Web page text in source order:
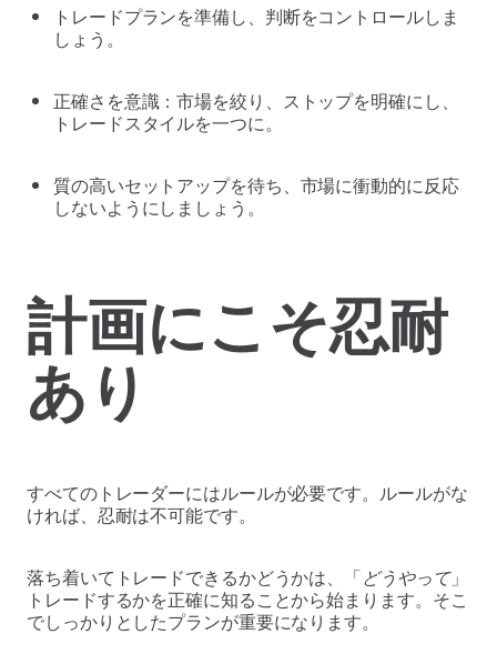
トレードプランを準備し、判断をコントロールしま
しょう。
正確さを意識：市場を絞り、ストップを明確にし、
トレードスタイルを一つに。
質の高いセットアップを待ち、市場に衝動的に反応
しないようにしましょう。
計画にこそ忍耐
あり
すべてのトレーダーにはルールが必要です。ルールがな
ければ、忍耐は不可能です。
落ち着いてトレードできるかどうかは、「どうやって」
トレードするかを正確に知ることから始まります。そこ
でしっかりとしたプランが重要になります。